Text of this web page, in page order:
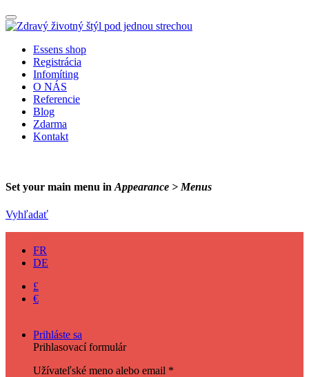
Essens shop
Registrácia
Infomíting
O NÁS
Referencie
Blog
Zdarma
Kontakt
Set your main menu in Appearance > Menus
Vyhľadať
FR
DE
£
€
Prihláste sa
Prihlasovací formulár
Užívateľské meno alebo email *